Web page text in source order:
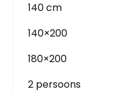
140 cm
140×200
180×200
2 persoons